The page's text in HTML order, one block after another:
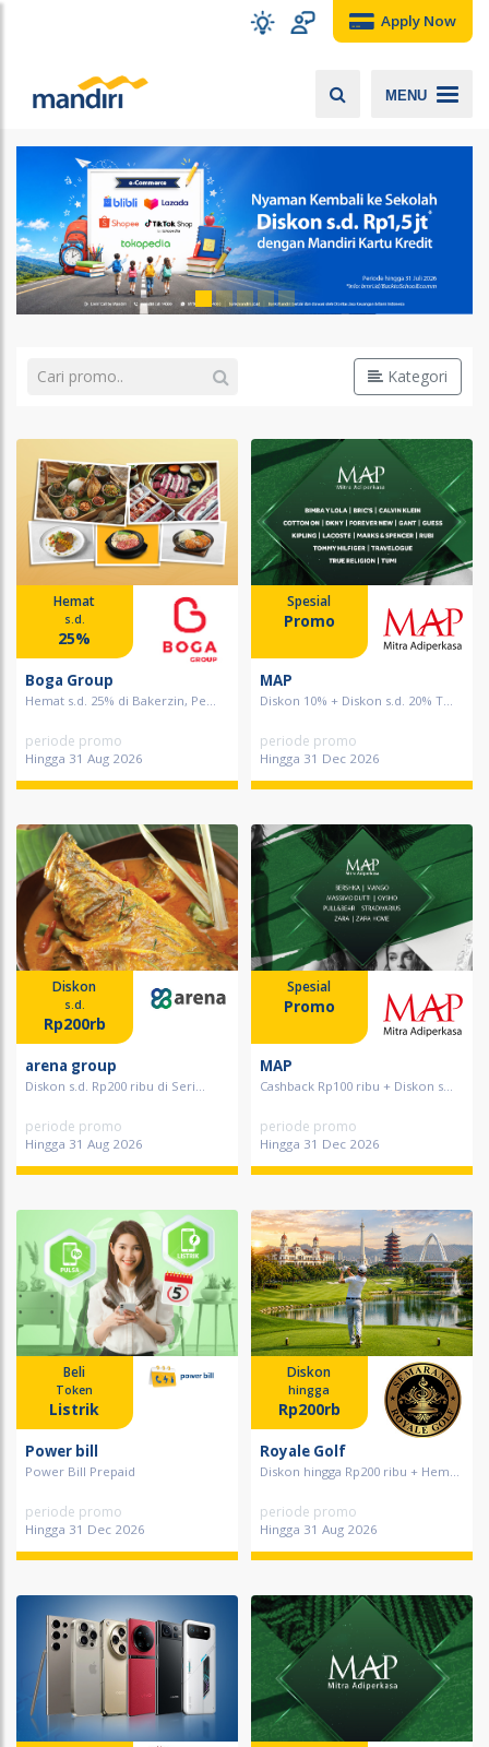
Apply Now
MENU
Kategori
Hemat
s.d.
25%
Boga Group
Hemat s.d. 25% di Bakerzin, Pe...
periode promo
Hingga 31 Aug 2026
Spesial
Promo
MAP
Diskon 10% + Diskon s.d. 20% T...
periode promo
Hingga 31 Dec 2026
Diskon
s.d.
Rp200rb
arena group
Diskon s.d. Rp200 ribu di Seri...
periode promo
Hingga 31 Aug 2026
Spesial
Promo
MAP
Cashback Rp100 ribu + Diskon s...
periode promo
Hingga 31 Dec 2026
Beli
Token
Listrik
Power bill
Power Bill Prepaid
periode promo
Hingga 31 Dec 2026
Diskon
hingga
Rp200rb
Royale Golf
Diskon hingga Rp200 ribu + Hem...
periode promo
Hingga 31 Aug 2026